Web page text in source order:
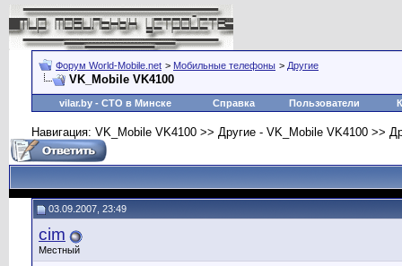
Форум World-Mobile.net > Мобильные телефоны > Другие
VK_Mobile VK4100
vilar.by - СТО в Минске Справка Пользователи
Навигация: VK_Mobile VK4100 >> Другие - VK_Mobile VK4100 >>
03.09.2007, 23:49
cim
Местный